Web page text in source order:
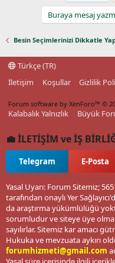
Buraya mesaj
Besin Seçimlerinizi Dikkatle
Türkçe (TR)
İletişim
Koşullar Gizlilik
Forum software by XenForo™ ©
Kalabalık Yalnızlık Büyük
💼 İLETİŞİM ve İŞ
Telegram E-Posta
Yasal Uyarı: Forum Sitemiz;
tarafından onaylı Yer
da araştırma yükümlülüğü
sorumludur ve siteye üye
sayılırlar. Sitemiz kar amacı
Hukuka ve mevzuata aykırı
forumhizmeti@gmail.com